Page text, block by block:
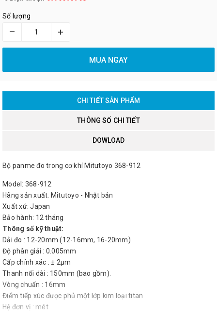
Số lượng
– +
MUA NGAY
CHI TIẾT SẢN PHẨM
THÔNG SỐ CHI TIẾT
DOWLOAD
Bộ panme đo trong cơ khí Mitutoyo 368-912
Model: 368-912
Hãng sản xuất: Mitutoyo - Nhật bản
Xuất xứ: Japan
Bảo hành: 12 tháng
Thông số kỹ thuật:
Dải đo : 12-20mm (12-16mm, 16-20mm)
Độ phân giải : 0.005mm
Cấp chính xác : ± 2µm
Thanh nối dài : 150mm (bao gồm).
Vòng chuẩn : 16mm
Điểm tiếp xúc được phủ một lớp kim loại titan
Hệ đơn vị : mét